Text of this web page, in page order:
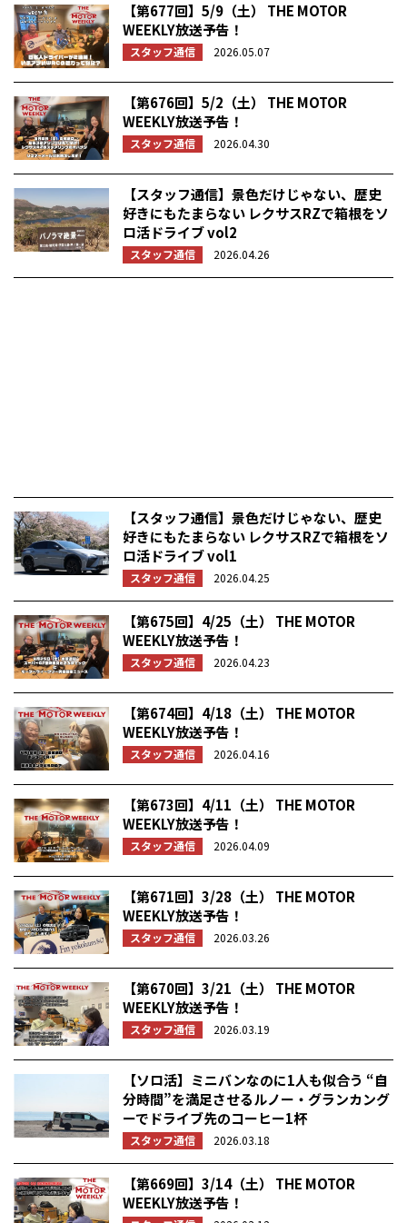
【第677回】5/9（土） THE MOTOR
WEEKLY放送予告！
スタッフ通信 2026.05.07
【第676回】5/2（土） THE MOTOR
WEEKLY放送予告！
スタッフ通信 2026.04.30
【スタッフ通信】景色だけじゃない、歴史
好きにもたまらない レクサスRZで箱根をソ
ロ活ドライブ vol2
スタッフ通信 2026.04.26
【スタッフ通信】景色だけじゃない、歴史
好きにもたまらない レクサスRZで箱根をソ
ロ活ドライブ vol1
スタッフ通信 2026.04.25
【第675回】4/25（土） THE MOTOR
WEEKLY放送予告！
スタッフ通信 2026.04.23
【第674回】4/18（土） THE MOTOR
WEEKLY放送予告！
スタッフ通信 2026.04.16
【第673回】4/11（土） THE MOTOR
WEEKLY放送予告！
スタッフ通信 2026.04.09
【第671回】3/28（土） THE MOTOR
WEEKLY放送予告！
スタッフ通信 2026.03.26
【第670回】3/21（土） THE MOTOR
WEEKLY放送予告！
スタッフ通信 2026.03.19
【ソロ活】ミニバンなのに1人も似合う “自
分時間”を満足させるルノー・グランカング
ーでドライブ先のコーヒー1杯
スタッフ通信 2026.03.18
【第669回】3/14（土） THE MOTOR
WEEKLY放送予告！